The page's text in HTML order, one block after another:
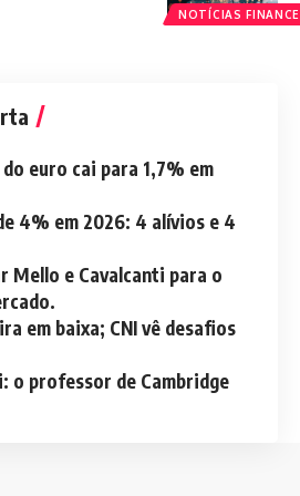
NOTÍCIAS
euro cai para 1,7% em
4% em 2026: 4 alívios e 4
Mello e Cavalcanti para o
em baixa; CNI vê desafios
o professor de Cambridge